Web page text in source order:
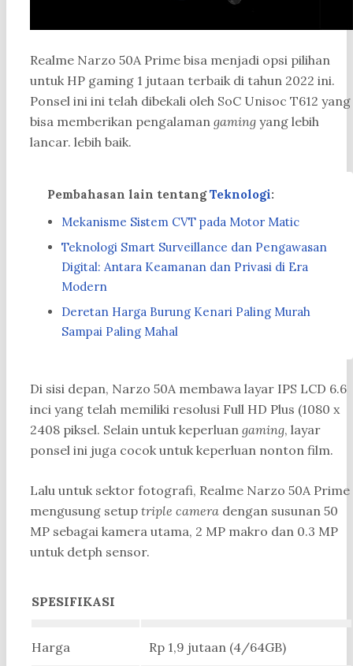
Realme Narzo 50A Prime bisa menjadi opsi pilihan
untuk HP gaming 1 jutaan terbaik di tahun 2022 ini.
Ponsel ini ini telah dibekali oleh SoC Unisoc T612 yang
bisa memberikan pengalaman gaming yang lebih
lancar. lebih baik.
Pembahasan lain tentangTeknologi:
Mekanisme Sistem CVT pada Motor Matic
Teknologi Smart Surveillance dan Pengawasan
Digital: Antara Keamanan dan Privasi di Era
Modern
Deretan Harga Burung Kenari Paling Murah
Sampai Paling Mahal
Di sisi depan, Narzo 50A membawa layar IPS LCD 6.6
inci yang telah memiliki resolusi Full HD Plus (1080 x
2408 piksel. Selain untuk keperluan gaming, layar
ponsel ini juga cocok untuk keperluan nonton film.
Lalu untuk sektor fotografi, Realme Narzo 50A Prime
mengusung setup triple camera dengan susunan 50
MP sebagai kamera utama, 2 MP makro dan 0.3 MP
untuk detph sensor.
SPESIFIKASI
Harga Rp 1,9 jutaan (4/64GB)